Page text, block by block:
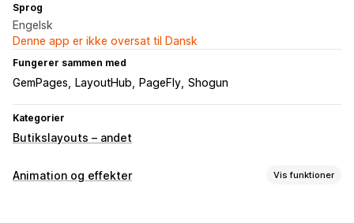
Sprog
Engelsk
Denne app er ikke oversat til Dansk
Fungerer sammen med
GemPages LayoutHub PageFly Shogun
Kategorier
Butikslayouts – andet
Animation og effekter Vis funktioner